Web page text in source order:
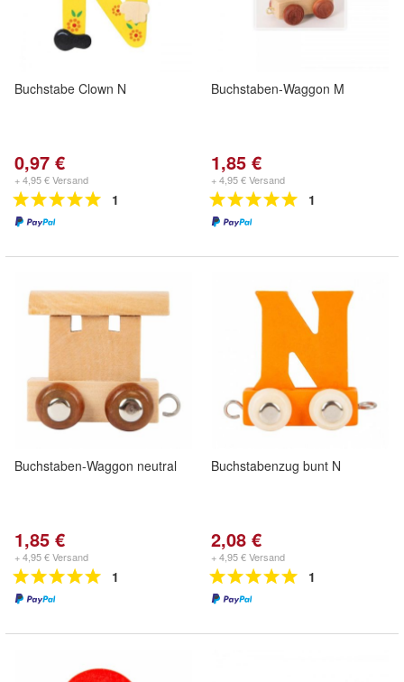
Buchstabe Clown N
0,97 €
+ 4,95 € Versand
1
Buchstaben-Waggon M
1,85 €
+ 4,95 € Versand
1
Buchstaben-Waggon neutral
1,85 €
+ 4,95 € Versand
1
Buchstabenzug bunt N
2,08 €
+ 4,95 € Versand
1